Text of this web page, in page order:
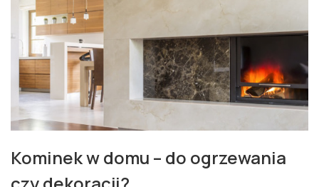
Kominek w domu – do ogrzewania